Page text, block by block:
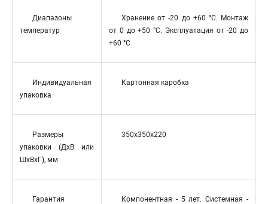
Диапазоны
температур
Хранение от -20 до +60 °C. Монтаж
от 0 до +50 °C. Эксплуатация от -20 до
+60 °C
Индивидуальная
упаковка
Картонная каробка
Размеры
упаковки (ДхВ или
ШхВхГ), мм
350x350x220
Гарантия
Компонентная - 5 лет. Системная -